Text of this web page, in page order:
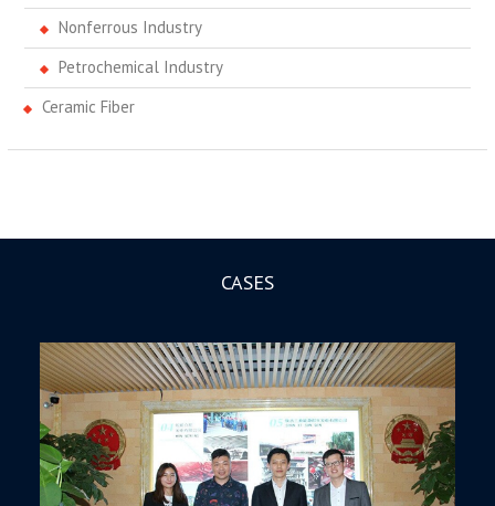
Nonferrous Industry
Petrochemical Industry
Ceramic Fiber
CASES